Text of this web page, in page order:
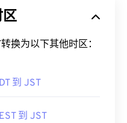
换为以下其他时区：
到 JST
到 JST